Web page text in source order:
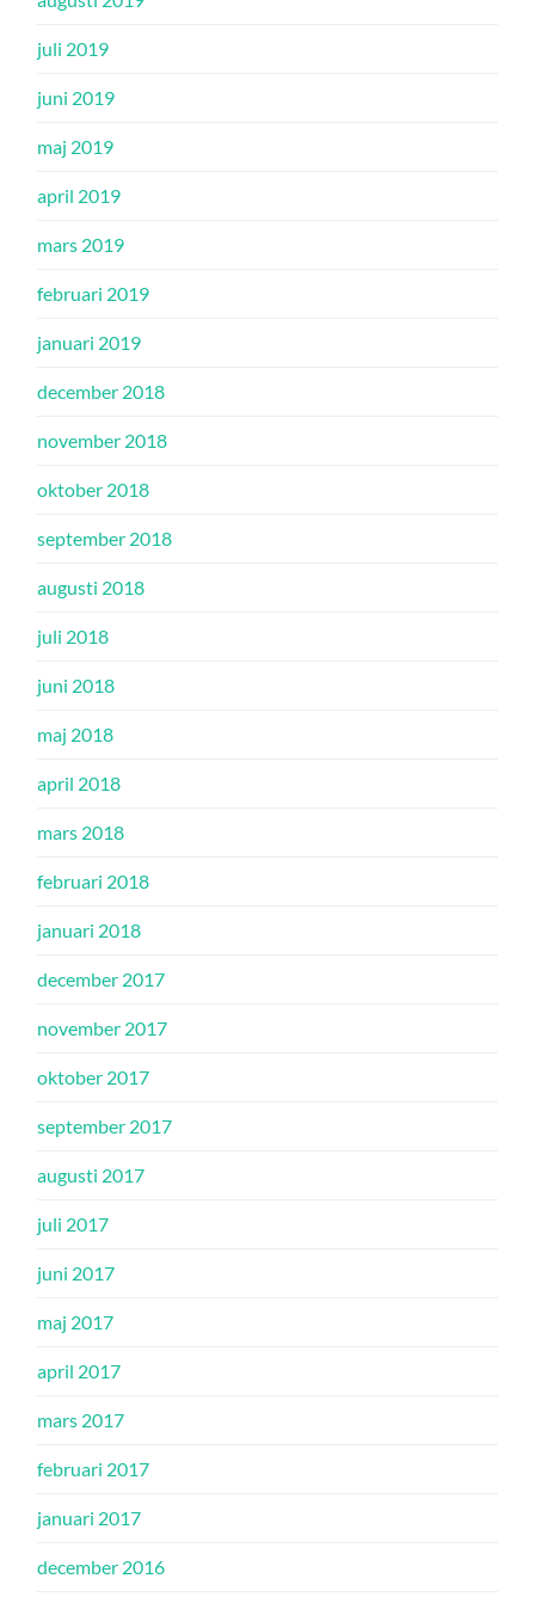
juli 2019
juni 2019
maj 2019
april 2019
mars 2019
februari 2019
januari 2019
december 2018
november 2018
oktober 2018
september 2018
augusti 2018
juli 2018
juni 2018
maj 2018
april 2018
mars 2018
februari 2018
januari 2018
december 2017
november 2017
oktober 2017
september 2017
augusti 2017
juli 2017
juni 2017
maj 2017
april 2017
mars 2017
februari 2017
januari 2017
december 2016